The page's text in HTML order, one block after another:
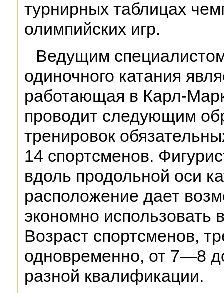
турнирных таблицах
олимпийских игр.
Ведущим
одиночного катания
работающая в Карл-
проводит следующим
тренировок
14 спортсменов.
вдоль продольной оси
расположение дает
экономно использовать
Возраст спортсменов,
одновременно, от 7—8
разной квалификации.